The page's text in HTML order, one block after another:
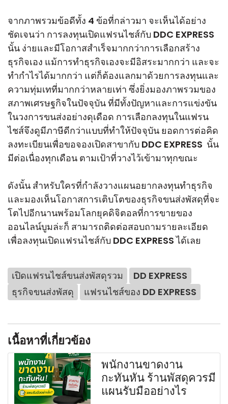
จากภาพรวมข้อดีทั้ง 4 ข้อที่กล่าวมา จะเห็นได้อย่าง
ชัดเจนว่า การลงทุนเปิดแฟรนไชส์กับ DDC EXPRESS
นั้น ง่ายและมีโอกาสสำเร็จมากกว่าการเลือกสร้าง
ธุรกิจเอง แม้การทำธุรกิจเองจะมีอิสระมากกว่า และจะ
ทำกำไรได้มากกว่า แต่ก็ต้องแลกมาด้วยการลงทุนและ
ความทุ่มเทที่มากกว่าหลายเท่า ซึ่งยิ่งมองภาพรวมของ
สภาพเศรษฐกิจในปัจจุบัน ที่มีทั้งปัญหาและการแข่งขัน
ในวงการขนส่งอย่างดุเดือด การเลือกลงทุนในแฟรน
ไชส์จึงดูมีภาษีดีกว่าแบบที่ทำให้ปัจจุบัน ยอดการต่อคิด
ลงทะเบียนเพื่อขอจองเปิดสาขากับ DDC EXPRESS นั้น
มีต่อเนื่องทุกเดือน ตามเป้าที่วางไว้เข้ามาทุกขณะ
ดังนั้น สำหรับใครที่กำลังวางแผนอยากลงทุนทำธุรกิจ
และมองเห็นโอกาสการเติบโตของธุรกิจขนส่งพัสดุที่จะ
โตไปอีกนานพร้อมโลกยุคดิจิตอลที่การขายของ
ออนไลน์บูมล่ะก็ สามารถติดต่อสอบถามรายละเอียด
เพื่อลงทุนเปิดแฟรนไชส์กับ DDC EXPRESS ได้เลย
เปิดแฟรนไชส์ขนส่งพัสดุรวม
DD EXPRESS
ธุรกิจขนส่งพัสดุ
แฟรนไชส์ของ DD EXPRESS
เนื้อหาที่เกี่ยวข้อง
พนักงานขาดงาน
กะทันหัน ร้านพัสดุควรมี
แผนรับมืออย่างไร